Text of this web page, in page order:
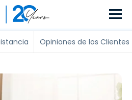
Opiniones de los Clientes